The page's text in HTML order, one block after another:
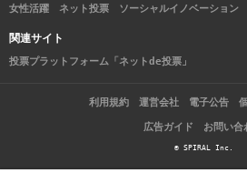
女性活躍 ネット投票 ソーシャルイノベーション
関連サイト
投票プラットフォーム「ネットde投票」
利用規約 運営会社 電子公告
広告ガイド お問い合
© SPIRAL Inc.